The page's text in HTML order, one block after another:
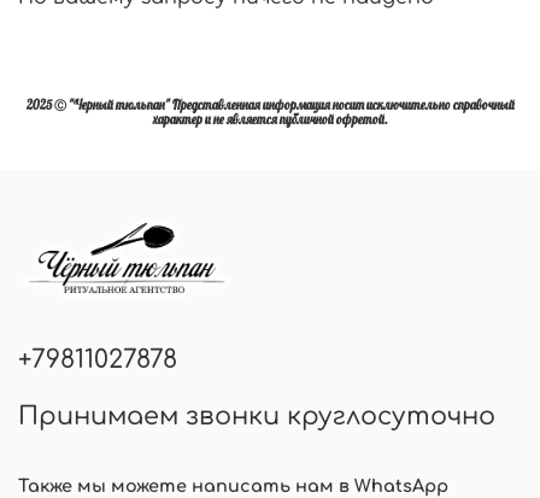
2025 Ⓒ "Черный тюльпан" Представленная информация носит исключительно справочный
характер и не является публичной офретой.
+79811027878
Принимаем звонки круглосуточно
Также мы можете написать нам в WhatsApp